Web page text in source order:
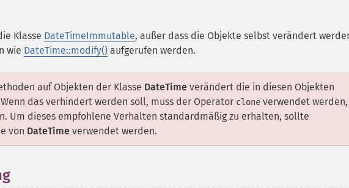
Klasse DateTimeImmutable, außer dass die Objekte selbst verändert
wie DateTime::modify() aufgerufen werden.
auf Objekten der Klasse DateTime verändert die in diesen Objekten
das verhindert werden soll, muss der Operator clone verwendet
Um dieses empfohlene Verhalten standardmäßig zu erhalten, sollte
von DateTime verwendet werden.